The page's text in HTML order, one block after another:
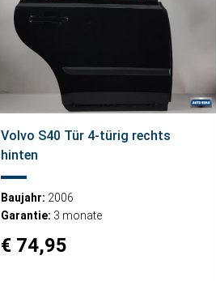
Volvo S40 Tür 4-türig rechts
hinten
Baujahr: 2006
Garantie: 3 monate
€ 74,95